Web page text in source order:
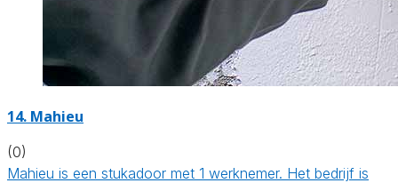
14. Mahieu
(0)
Mahieu is een stukadoor met 1 werknemer. Het bedrijf is